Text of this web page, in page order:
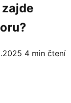
4 min čtení